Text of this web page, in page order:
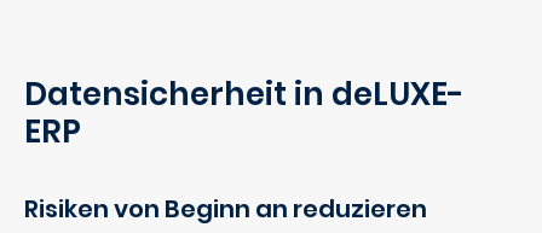
Datensicherheit in deLUXE-
ERP
Risiken von Beginn an reduzieren